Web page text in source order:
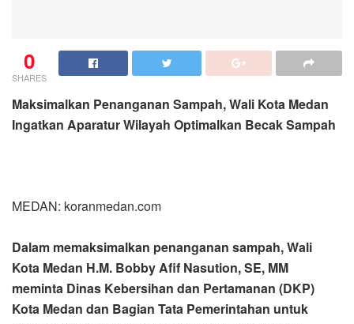
0
SHARES
Maksimalkan Penanganan Sampah, Wali Kota Medan
Ingatkan Aparatur Wilayah Optimalkan Becak Sampah
MEDAN: koranmedan.com
Dalam memaksimalkan penanganan sampah, Wali
Kota Medan H.M. Bobby Afif Nasution, SE, MM
meminta Dinas Kebersihan dan Pertamanan (DKP)
Kota Medan dan Bagian Tata Pemerintahan untuk